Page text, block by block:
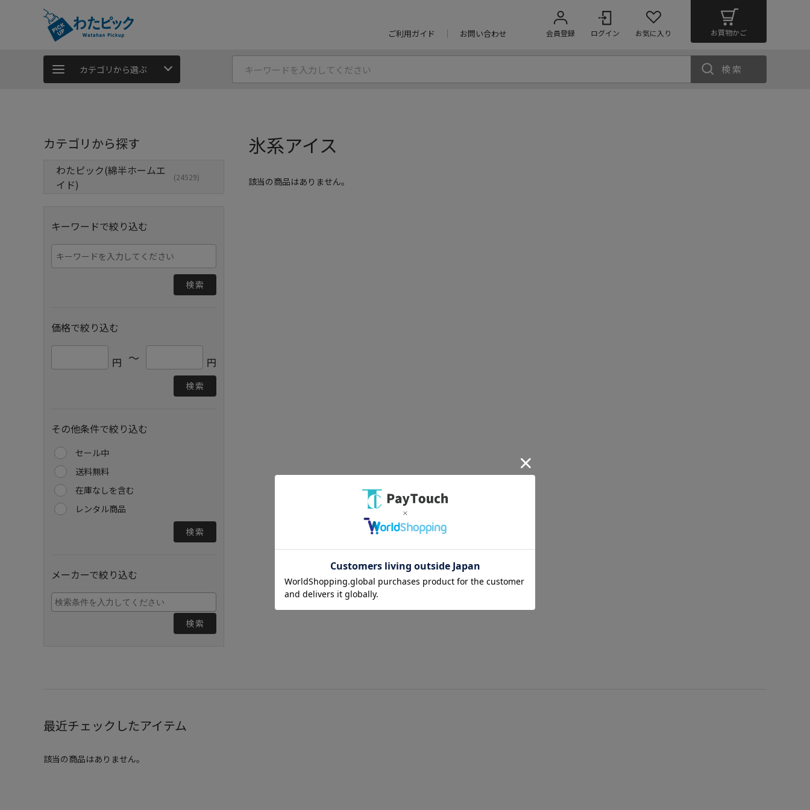
ご利用ガイド お問い合わせ 会員登録 ログイン お気に入り お買物かご
カテゴリから選ぶ 検索
カテゴリから探す
わたピック(綿半ホームエ
イド)
(24529)
キーワードで絞り込む
検索
価格で絞り込む
円 ～ 円
検索
その他条件で絞り込む
セール中
送料無料
在庫なしを含む
レンタル商品
検索
メーカーで絞り込む
検索
氷系アイス
該当の商品はありません。
最近チェックしたアイテム
該当の商品はありません。